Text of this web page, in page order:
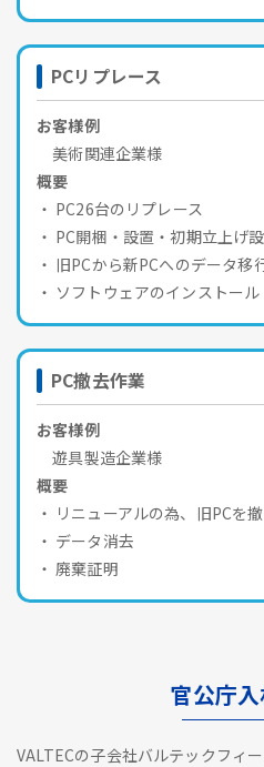
PCリプレース
お客様例
美術関連企業様
概要
PC26台のリプレース
PC開梱・設置・初期立上げ
旧PCから新PCへのデータ移
ソフトウェアのインストール
PC撤去作業
お客様例
遊具製造企業様
概要
リニューアルの為、旧PCを
データ消去
廃棄証明
官公庁
VALTECの子会社バルテックフィ